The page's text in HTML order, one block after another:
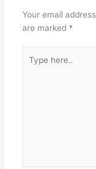
Your email
are marked *
here..